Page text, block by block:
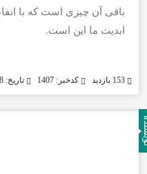
باقی آن چیزی است که با
ابدیت ما این است.
کدخبر: 1407 تاریخ: 18 آگوست 2025